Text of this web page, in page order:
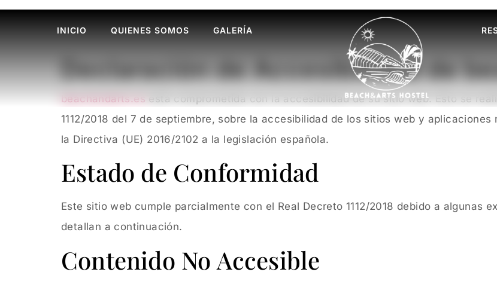
INICIO QUIENES SOMOS GALERÍA
Declaración de Accesibilidad de
beachandarts.es
está comprometida con la accesibilidad de su sitio web. Esto se
1112/2018 del 7 de septiembre, sobre la accesibilidad de los sitios web y
la Directiva (UE) 2016/2102 a la legislación española.
Estado de Conformidad
Este sitio web cumple parcialmente con el Real Decreto 1112/2018 debido a algunas
detallan a continuación.
Contenido No Accesible